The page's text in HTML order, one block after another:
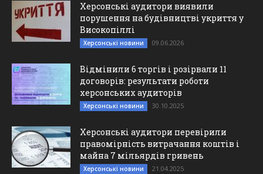
Херсонські аудитори виявили
порушення на будівництві укриття у
Високопіллі
Херсонські новини 09.06.2026
Відмінили 6 торгів і розірвали 11
договорів: результати роботи
херсонських аудиторів
Херсонські новини 30.10.2025
Херсонські аудитори перевірили
правомірність витрачання коштів і
майна 7 мільярдів гривень
Херсонські новини 21.04.2025